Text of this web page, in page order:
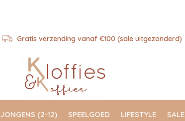
JONGENS (2-12) SPEELGOED LIFESTYLE
Gratis verzending vanaf €100 (sale uitgezonderd)